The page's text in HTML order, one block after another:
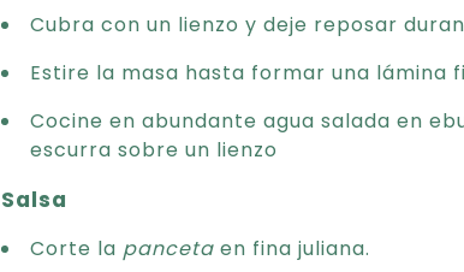
Cubra con un lienzo y deje reposar
Estire la masa hasta formar una lámina
Cocine en abundante agua salada en
escurra sobre un lienzo
Salsa
Corte la panceta en fina juliana.